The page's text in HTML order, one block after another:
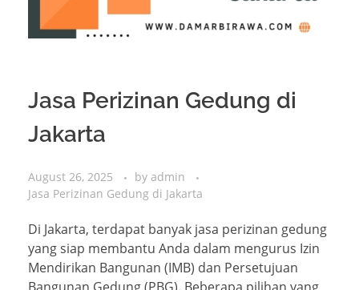
Jasa Perizinan Gedung di
Jakarta
August 26, 2025 by admin
Jasa Perizinan Gedung di Jakarta
Di Jakarta, terdapat banyak jasa perizinan gedung
yang siap membantu Anda dalam mengurus Izin
Mendirikan Bangunan (IMB) dan Persetujuan